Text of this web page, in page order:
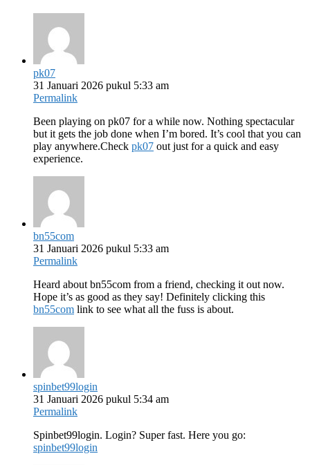
pk07
31 Januari 2026 pukul 5:33 am
Permalink
Been playing on pk07 for a while now. Nothing spectacular
but it gets the job done when I’m bored. It’s cool that you can
play anywhere.Check pk07 out just for a quick and easy
experience.
bn55com
31 Januari 2026 pukul 5:33 am
Permalink
Heard about bn55com from a friend, checking it out now.
Hope it’s as good as they say! Definitely clicking this
bn55com link to see what all the fuss is about.
spinbet99login
31 Januari 2026 pukul 5:34 am
Permalink
Spinbet99login. Login? Super fast. Here you go:
spinbet99login